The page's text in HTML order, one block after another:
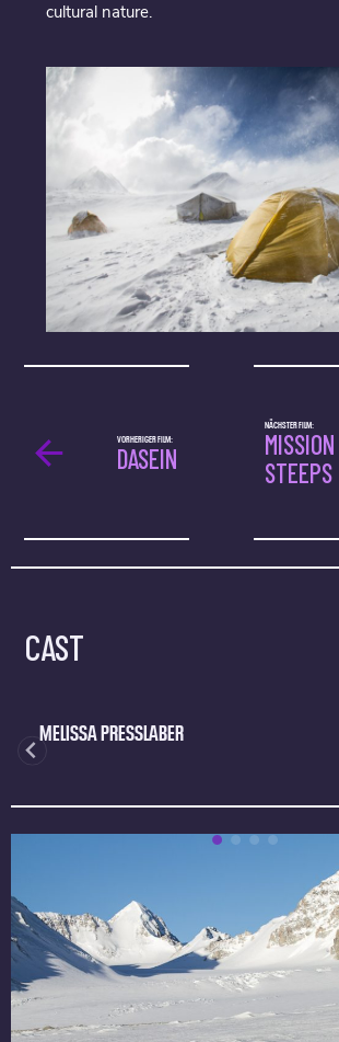
cultural nature.
NÄCHSTER FILM:
MISSION
STEEPS
VORHERIGER FILM:
DASEIN
CAST
MELISSA PRESSLABER